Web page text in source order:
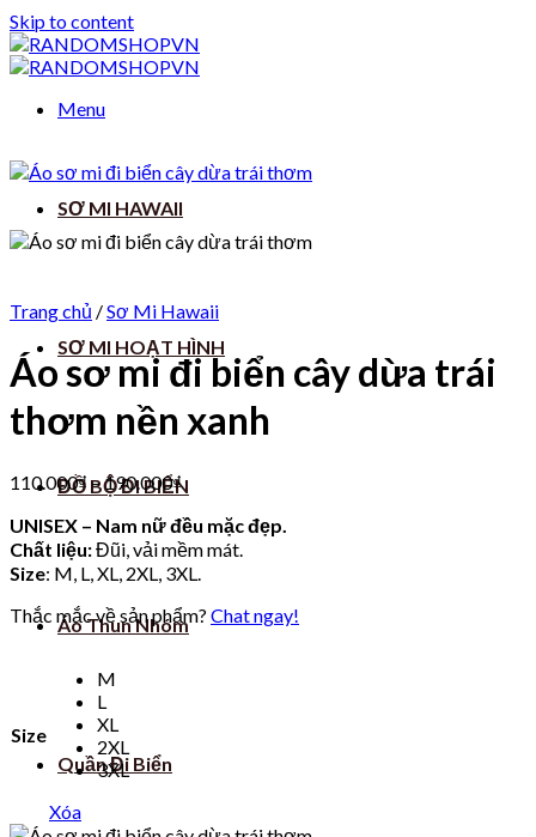
Skip to content
Menu
SƠ MI HAWAII
SƠ MI HOẠT HÌNH
ĐỒ BỘ ĐI BIỂN
Áo Thun Nhóm
Quần Đi Biển
Trang chủ /Sơ Mi Hawaii
Áo sơ mi đi biển cây dừa trái
thơm nền xanh
110.000₫ –190.000₫
UNISEX – Nam nữ đều mặc đẹp.
Chất liệu:Đũi, vải mềm mát.
Size: M, L, XL, 2XL, 3XL.
Thắc mắc về sản phẩm? Chat ngay!
Size
M
L
XL
2XL
3XL
Xóa